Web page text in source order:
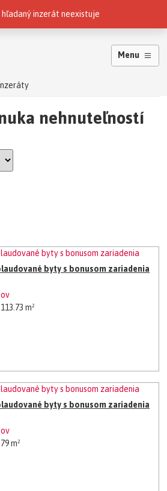
do skupiny
Menu
nehnuteľností
I 4 izb. skolaudované byty s bonusom zariadenia
| 113.73 m²
byty s bonusom zariadenia
| 79 m²
hľadaný inzerát neexistuje